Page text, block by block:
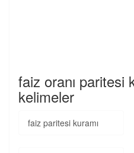
faiz oranı paritesi
kelimeler
faiz paritesi kuramı